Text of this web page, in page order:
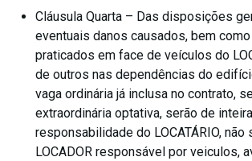
Cláusula Quarta – Das disposições
eventuais danos causados, bem
praticados em face de veículos do
de outros nas dependências do
vaga ordinária já inclusa no contrato,
extraordinária optativa, serão de inteira
responsabilidade do LOCATÁRIO, não
LOCADOR responsável por veiculos,